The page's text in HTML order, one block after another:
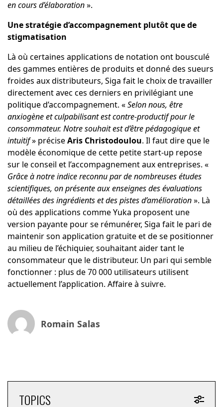
en cours d’élaboration».
Une stratégie d’accompagnement plutôt que de
stigmatisation
Là où certaines applications de notation ont bousculé
des gammes entières de produits et donné des sueurs
froides aux distributeurs, Siga fait le choix de travailler
directement avec ces derniers en privilégiant une
politique d’accompagnement. «Selon nous, être
anxiogène et culpabilisant est contre-productif pour le
consommateur. Notre souhait est d’être pédagogique et
intuitif» préciseAris Christodoulou. Il faut dire que le
modèle économique de cette petite start-up repose
sur le conseil et l’accompagnement aux entreprises. «
Grâce à notre indice reconnu par de nombreuses études
scientifiques, on présente aux enseignes des évaluations
détaillées des ingrédients et des pistes d’amélioration». Là
où des applications comme Yuka proposent une
version payante pour se rémunérer, Siga fait le pari de
maintenir son application gratuite et de se positionner
au milieu de l’échiquier, souhaitant aider tant le
consommateur que le distributeur. Un pari qui semble
fonctionner : plus de 70 000 utilisateurs utilisent
actuellement l’application. Affaire à suivre.
Romain Salas
TOPICS